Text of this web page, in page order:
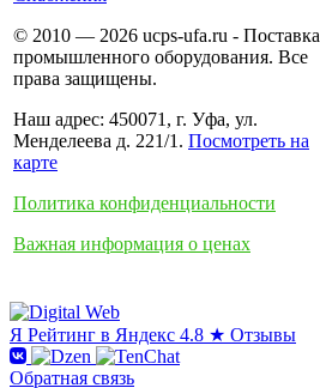
© 2010 — 2026 ucps-ufa.ru - Поставка
промышленного оборудования. Все
права защищены.
Наш адрес: 450071, г. Уфа, ул.
Менделеева д. 221/1. Посмотреть на
карте
Политика конфиденциальности
Важная информация о ценах
Я Рейтинг в Яндекс 4.8 ★ Отзывы
Обратная связь